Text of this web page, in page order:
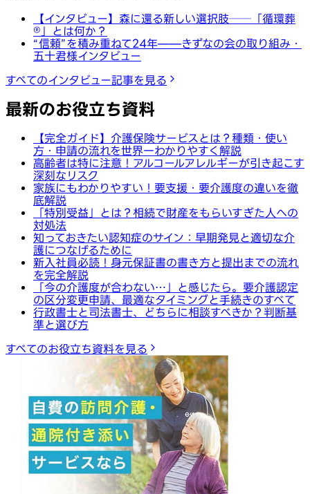
【インタビュー】森に還る新しい選択肢──「循環葬
®︎」とは何か？
“信頼”を積み重ねて24年——きずなの会の取り組み・
五十君様インタビュー
すべてのインタビュー記事を見る
最新のお役立ち資料
【完全ガイド】介護保険サービスとは？種類・使い
方・申請の流れを世界一わかりやすく解説
高齢者は特に注意！アルコールアレルギーが引き起こす
深刻なリスク
家族にもわかりやすい！要支援・要介護度の違いを徹
底解説
「特別受益」とは？相続で財産をもらいすぎた人への
対処法
知っておきたい認知症のサイン：早期発見と適切な介
護につなげるために
新入社員必読！身元保証書の書き方と提出までの流れ
を完全解説
「今の介護度が合わない…」と感じたら。要介護認定
の区分変更申請、最適なタイミングと手続きのすべて
行政書士と司法書士、どちらに相談すべきか？判断基
準と選び方
すべてのお役立ち資料を見る